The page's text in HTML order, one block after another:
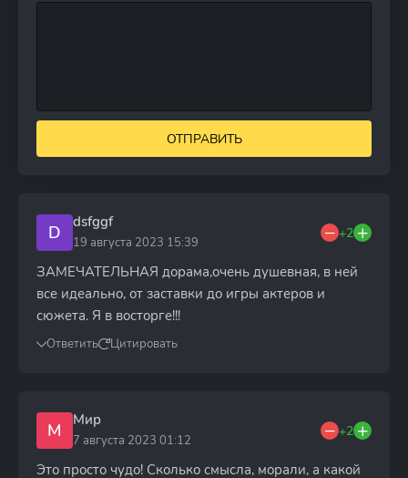
ОТПРАВИТЬ
D dsfggf
19 августа 2023 15:39
+2
ЗАМЕЧАТЕЛЬНАЯ дорама,очень душевная, в ней
все идеально, от заставки до игры актеров и
сюжета. Я в восторге!!!
Ответить Цитировать
М Мир
7 августа 2023 01:12
+2
Это просто чудо! Сколько смысла, морали, а какой